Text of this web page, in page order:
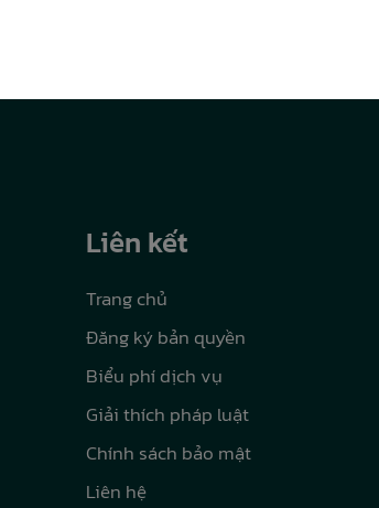
Liên kết
Trang chủ
Đăng ký bản quyền
Biểu phí dịch vụ
Giải thích pháp luật
Chính sách bảo mật
Liên hệ